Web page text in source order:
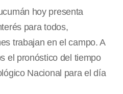
hoy presenta
para todos,
trabajan en el campo. A
el pronóstico del tiempo
Nacional para el día